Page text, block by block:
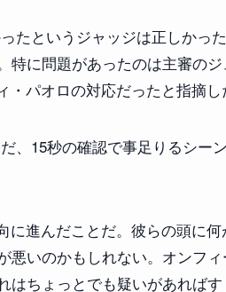
たというジャッジは正しかった
特に問題があったのは主審の
パオロの対応だったと指摘し
、15秒の確認で事足りるシー
に進んだことだ。彼らの頭に
悪いのかもしれない。オンフ
はちょっとでも疑いがあれば